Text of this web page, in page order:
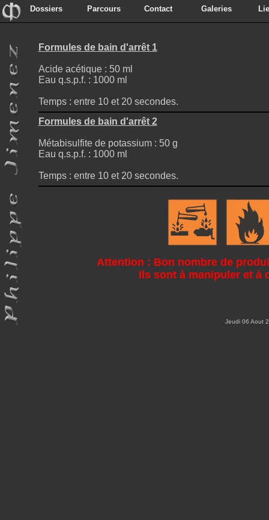
Dossiers Parcours Contact Galeries
Formules de bain d'arrêt 1
Acide acétique : 50 ml
Eau q.s.p.f. : 1000 ml
Temps : entre 10 et 20 secondes.
Formules de bain d'arrêt 2
Métabisulfite de potassium : 50 g
Eau q.s.p.f. : 1000 ml
Temps : entre 10 et 20 secondes.
Attention : Bon nombre de
Ils sont à manipuler et à
Jeudi 06 Aout
Dossiers Parcours Contact Galeries